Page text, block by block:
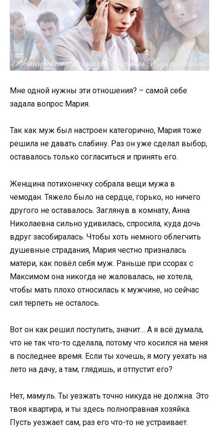
Мне одной нужны эти отношения? – самой себе
задала вопрос Мария.
Так как муж был настроен категорично, Мария тоже
решила не давать слабину. Раз он уже сделал выбор,
оставалось только согласиться и принять его.
Женщина потихонечку собрала вещи мужа в
чемодан. Тяжело было на сердце, горько, но ничего
другого не оставалось. Заглянув в комнату, Анна
Николаевна сильно удивилась, спросила, куда дочь
вдруг засобиралась. Чтобы хоть немного облегчить
душевные страдания, Мария честно призналась
матери, как повёл себя муж. Раньше при ссорах с
Максимом она никогда не жаловалась, не хотела,
чтобы мать плохо относилась к мужчине, но сейчас
сил терпеть не осталось.
Вот он как решил поступить, значит… А я всё думала,
что не так что-то сделала, потому что косился на меня
в последнее время. Если ты хочешь, я могу уехать на
лето на дачу, а там, глядишь, и отпустит его?
Нет, мамуль. Ты уезжать точно никуда не должна. Это
твоя квартира, и ты здесь полноправная хозяйка.
Пусть уезжает сам, раз его что-то не устраивает.